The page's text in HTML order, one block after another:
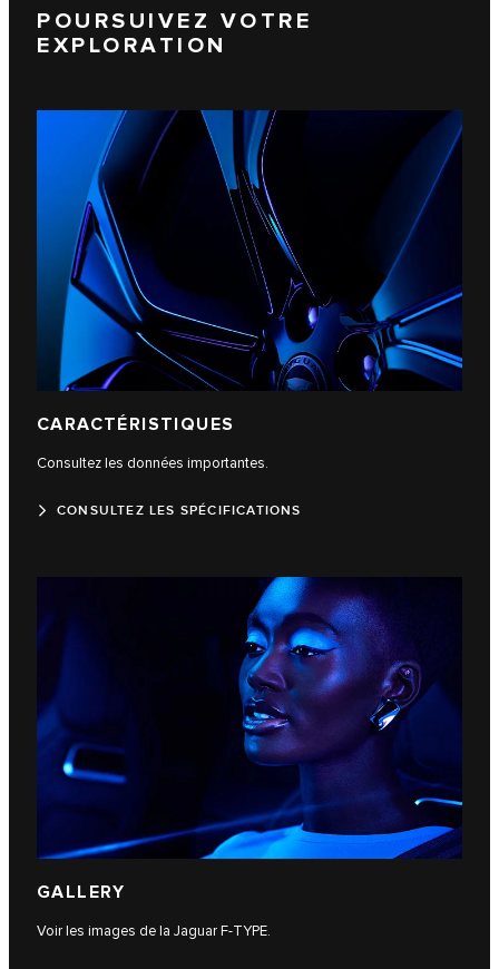
POURSUIVEZ VOTRE
EXPLORATION
CARACTÉRISTIQUES
Consultez les données importantes.
CONSULTEZ LES SPÉCIFICATIONS
GALLERY
Voir les images de la Jaguar F-TYPE.